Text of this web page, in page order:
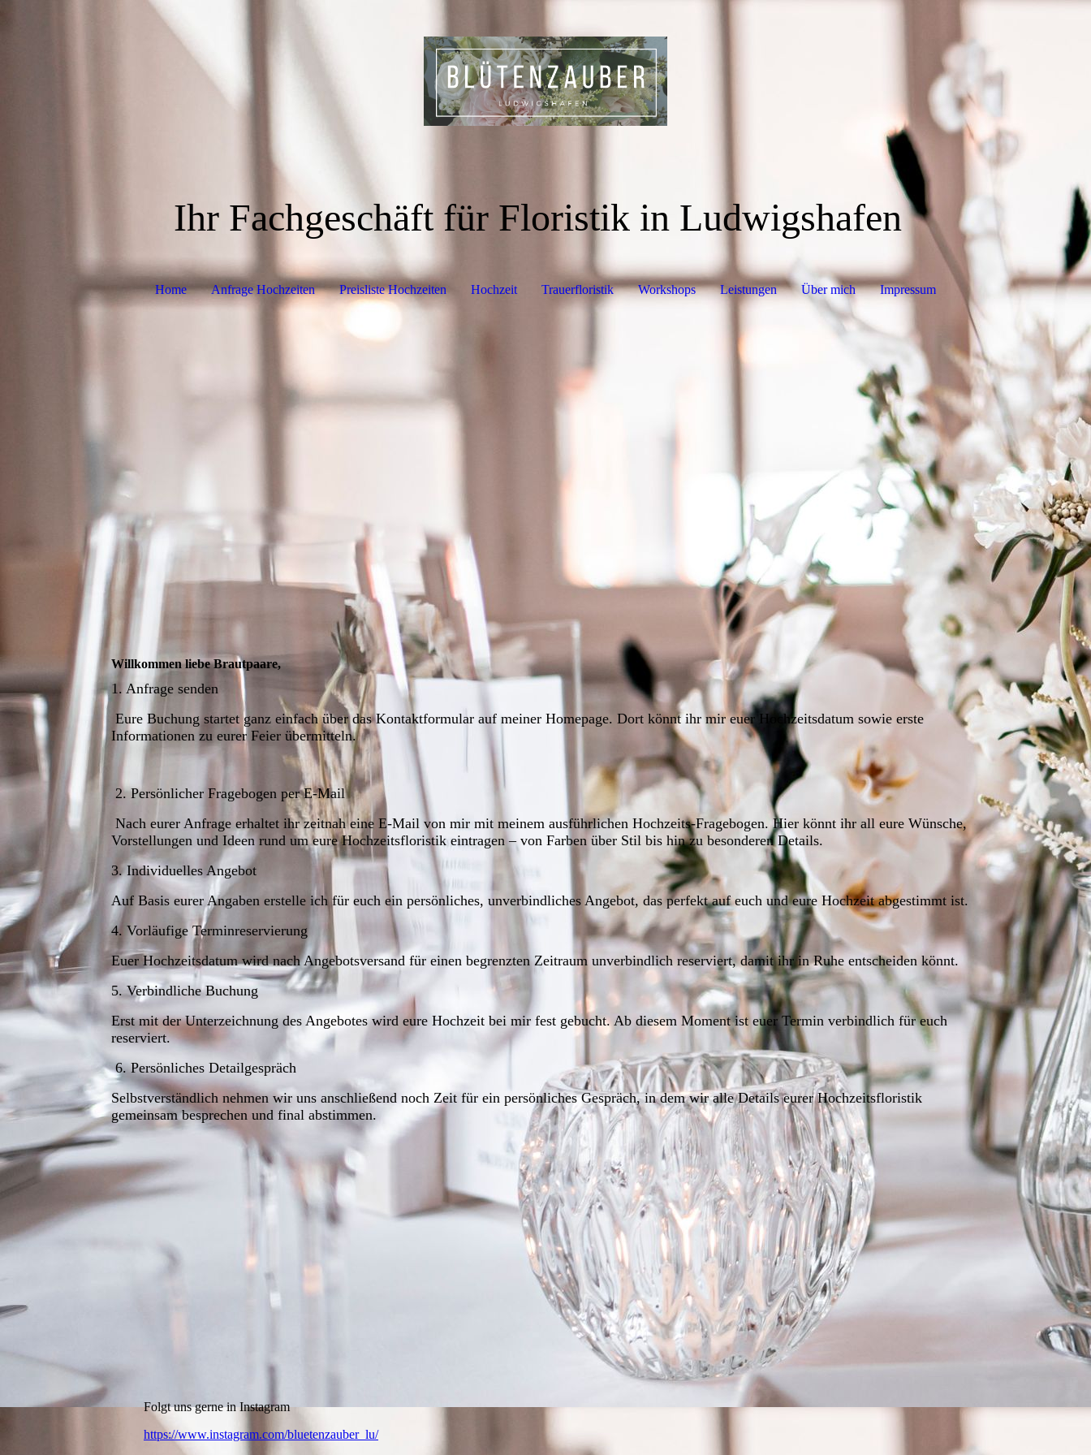
Ihr Fachgeschäft für Floristik in Ludwigshafen
Home Anfrage Hochzeiten Preisliste Hochzeiten Hochzeit Trauerfloristik Workshops Leistungen Über mich Impressum
Willkommen liebe Brautpaare,
1. Anfrage senden
Eure Buchung startet ganz einfach über das Kontaktformular auf meiner Homepage. Dort könnt ihr mir euer Hochzeitsdatum sowie erste
Informationen zu eurer Feier übermitteln.
2. Persönlicher Fragebogen per E-Mail
Nach eurer Anfrage erhaltet ihr zeitnah eine E-Mail von mir mit meinem ausführlichen Hochzeits-Fragebogen. Hier könnt ihr all eure Wünsche,
Vorstellungen und Ideen rund um eure Hochzeitsfloristik eintragen – von Farben über Stil bis hin zu besonderen Details.
3. Individuelles Angebot
Auf Basis eurer Angaben erstelle ich für euch ein persönliches, unverbindliches Angebot, das perfekt auf euch und eure Hochzeit abgestimmt ist.
4. Vorläufige Terminreservierung
Euer Hochzeitsdatum wird nach Angebotsversand für einen begrenzten Zeitraum unverbindlich reserviert, damit ihr in Ruhe entscheiden könnt.
5. Verbindliche Buchung
Erst mit der Unterzeichnung des Angebotes wird eure Hochzeit bei mir fest gebucht. Ab diesem Moment ist euer Termin verbindlich für euch
reserviert.
6. Persönliches Detailgespräch
Selbstverständlich nehmen wir uns anschließend noch Zeit für ein persönliches Gespräch, in dem wir alle Details eurer Hochzeitsfloristik
gemeinsam besprechen und final abstimmen.
Folgt uns gerne in Instagram
https://www.instagram.com/bluetenzauber_lu/